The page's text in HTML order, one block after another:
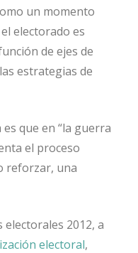
un momento
electorado es
de ejes de
estrategias de
que en “la guerra
el proceso
reforzar, una
electorales 2012, a
electoral,